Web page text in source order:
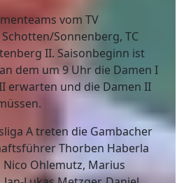
vom TV
Sonnenberg, TC
II. Saisonbeginn ist
dem um 9 Uhr die Damen I
erwarten und die Damen II
A treten die Gambacher
Thorben Haberla
Nico Ohlemutz, Marius